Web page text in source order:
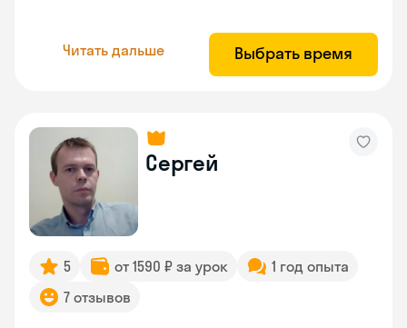
Читать дальше Выбрать время
Сергей
5 от 1590 ₽ за урок
1 год опыта
7 отзывов